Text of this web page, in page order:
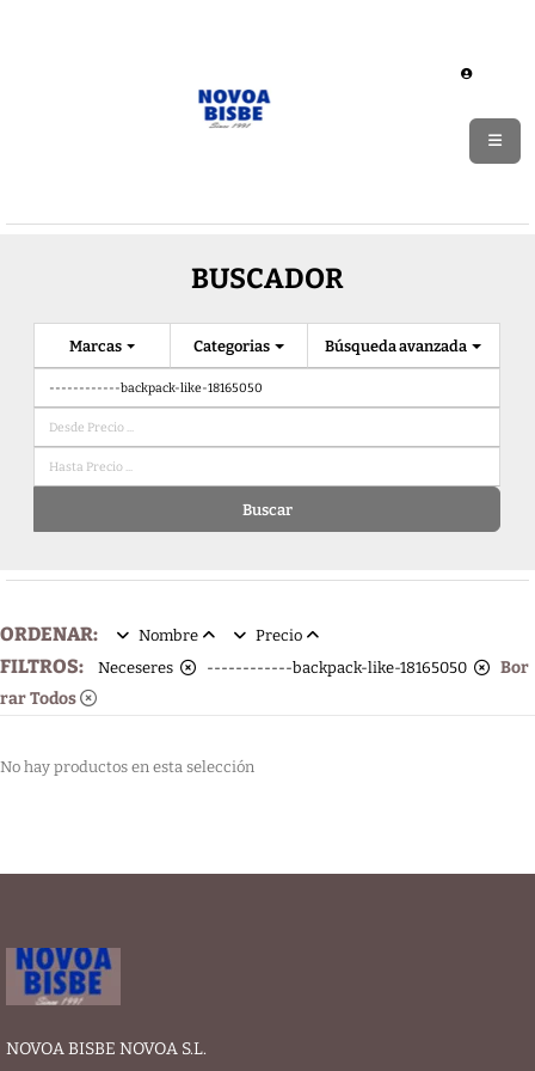
BUSCADOR
Categorias
Marcas Búsqueda avanzada
Buscar
ORDENAR: Nombre Precio
FILTROS: Neceseres ------------backpack-like-18165050
Bor
rar Todos
No hay productos en esta selección
NOVOA BISBE NOVOA S.L.